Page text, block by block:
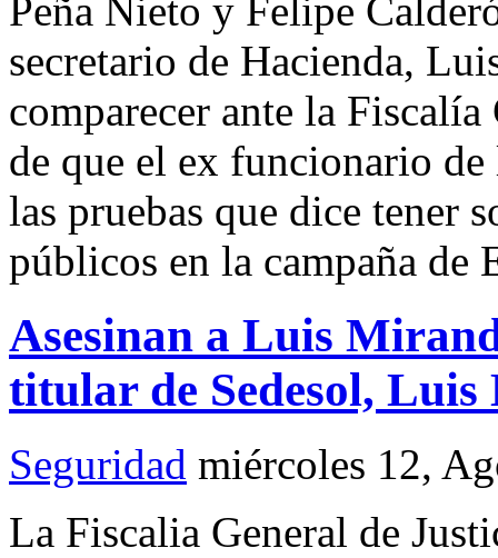
Peña Nieto y Felipe
secretario de Hacienda,
comparecer ante la
de que el ex funcionario de
las pruebas que dice tener
públicos en la campaña de
Asesinan a Luis
titular de Sedesol,
Seguridad miércoles 12,
La Fiscalia General de